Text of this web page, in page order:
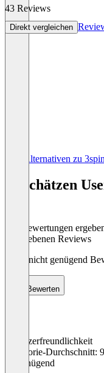
43 Reviews
Direkt vergleichen
Alle Alternativen zu
So schätzen
Die Bewertungen
abgegebenen Reviews
Noch nicht genügend
Bewerten
Benutzerfreundlichkeit
Kategorie-Durchschnitt:
Ungenügend